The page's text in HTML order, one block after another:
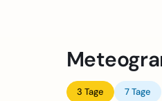
3 Tage 7 Tage